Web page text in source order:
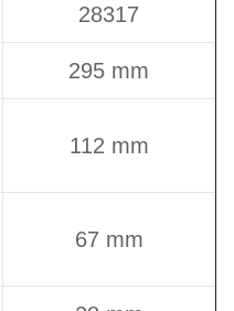
28317
295 mm
112 mm
67 mm